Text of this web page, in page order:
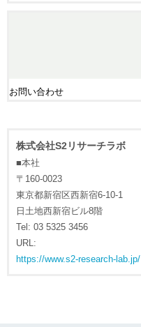
お問い合わせ
株式会社S2リサーチラボ
■本社
〒160-0023
東京都新宿区西新宿6-10-1
日土地西新宿ビル8階
Tel: 03 5325 3456
URL:
https://www.s2-research-lab.jp/